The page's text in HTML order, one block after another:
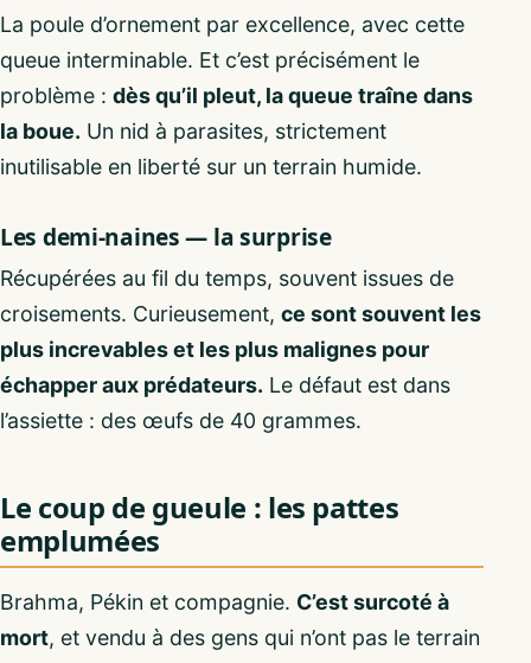
La poule d’ornement par excellence, avec cette
queue interminable. Et c’est précisément le
problème : dès qu’il pleut, la queue traîne dans
la boue. Un nid à parasites, strictement
inutilisable en liberté sur un terrain humide.
Les demi-naines — la surprise
Récupérées au fil du temps, souvent issues de
croisements. Curieusement, ce sont souvent les
plus increvables et les plus malignes pour
échapper aux prédateurs. Le défaut est dans
l’assiette : des œufs de 40 grammes.
Le coup de gueule : les pattes
emplumées
Brahma, Pékin et compagnie. C’est surcoté à
mort, et vendu à des gens qui n’ont pas le terrain